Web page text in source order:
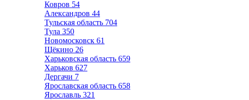
Ковров 54
Александров 44
Тульская область 704
Тула 350
Новомосковск 61
Щёкино 26
Харьковская область 659
Харьков 627
Дергачи 7
Ярославская область 658
Ярославль 321